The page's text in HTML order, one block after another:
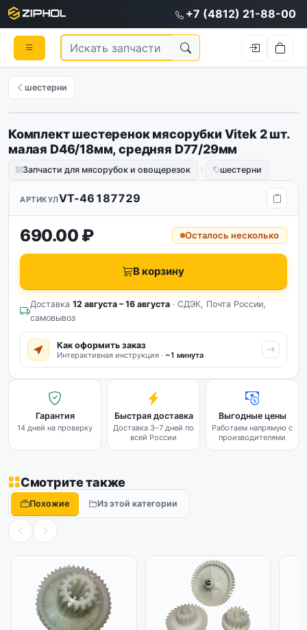
+7 (4812) 21-88-00
шестерни
Комплект шестеренок мясорубки Vitek 2 шт.
малая D46/18мм, средняя D77/29мм
Запчасти для мясорубок и овощерезок шестерни
АРТИКУЛVT-46187729
690.00 ₽ Осталось несколько
В корзину
Доставка 12 августа – 16 августа · СДЭК, Почта России,
самовывоз
Как оформить заказ
Интерактивная инструкция · ~1 минута
Гарантия
14 дней на проверку
Быстрая доставка
Доставка 3–7 дней по
всей России
Выгодные цены
Работаем напрямую с
производителями
Смотрите также
Похожие Из этой категории